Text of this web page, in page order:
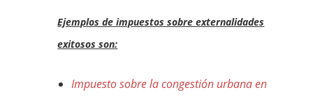
Ejemplos de impuestos sobre externalidades
exitosos son:
Impuesto sobre la congestión urbana en